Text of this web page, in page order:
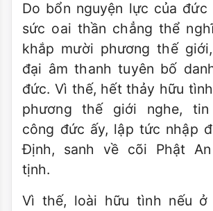
Do bổn nguyện lực của đức
sức oai thần chẳng thể
khắp mười phương thế
đại âm thanh tuyên bố
đức. Vì thế, hết thảy hữu
phương thế giới nghe,
công đức ấy, lập tức nhập
Định, sanh về cõi Phật
tịnh.
Vì thế, loài hữu tình nếu ở